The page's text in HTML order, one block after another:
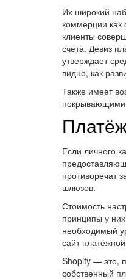
Их широкий
коммерции как
клиенты
счета. Девиз
утверждает
видно, как
Также имеет
покрывающими
Если личного
противоречат
шлюзов.
Стоимость
принципы у
необходимый
сайт
Shopify — это,
собственный